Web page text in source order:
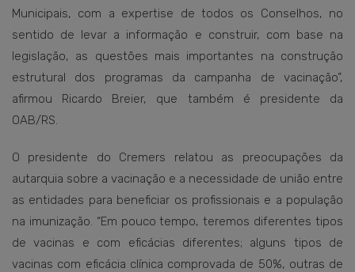
Municipais, com a expertise de todos os Conselhos, no
sentido de levar a informação e construir, com base na
legislação, as questões mais importantes na construção
estrutural dos programas da campanha de vacinação”,
afirmou Ricardo Breier, que também é presidente da
OAB/RS.
O presidente do Cremers relatou as preocupações da
autarquia sobre a vacinação e a necessidade de união entre
as entidades para beneficiar os profissionais e a população
na imunização. “Em pouco tempo, teremos diferentes tipos
de vacinas e com eficácias diferentes; alguns tipos de
vacinas com eficácia clínica comprovada de 50%, outras de